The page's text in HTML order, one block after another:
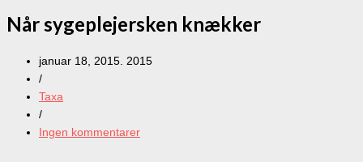
Når sygeplejersken knækker
januar 18, 2015. 2015
/
Taxa
/
Ingen kommentarer